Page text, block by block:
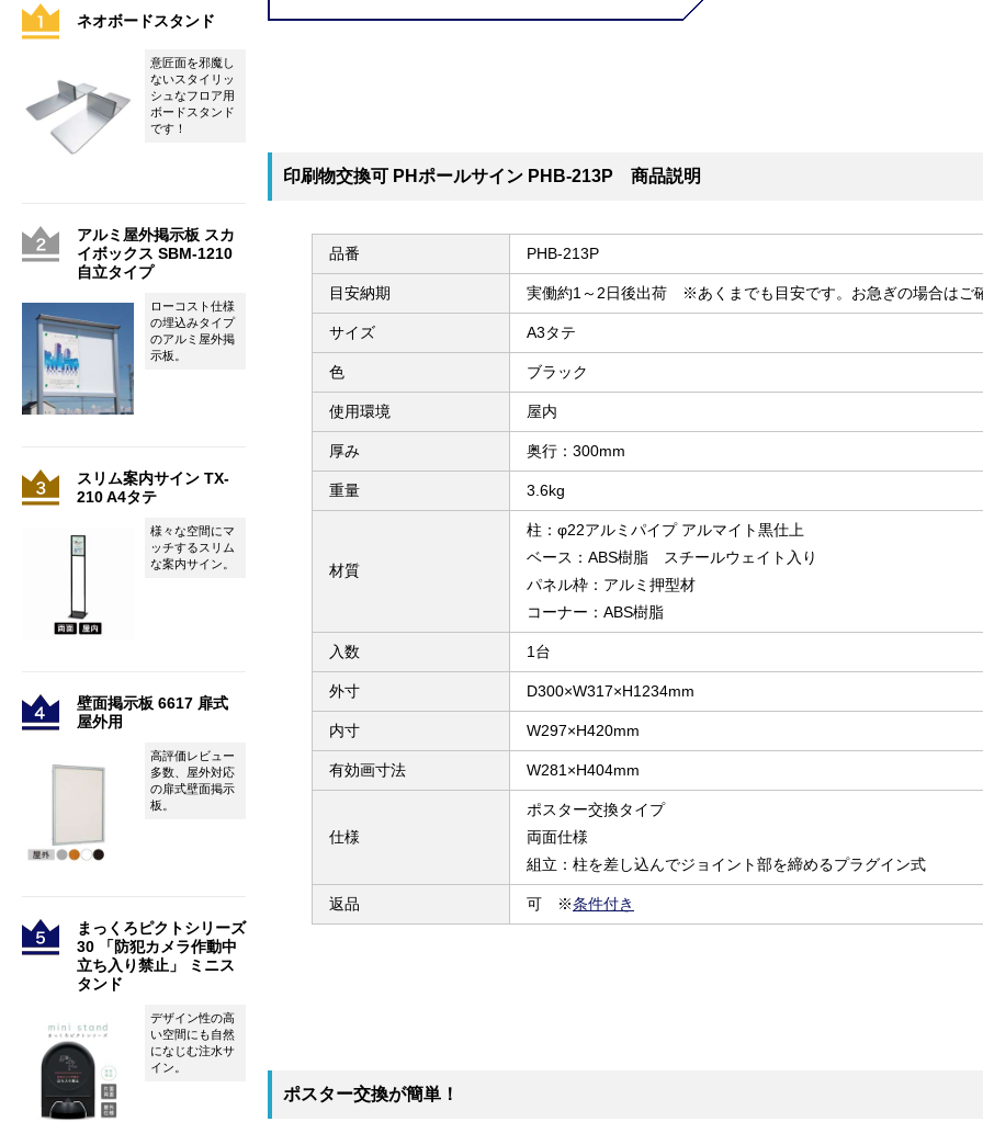
印刷物交換可 PHポールサイン PHB-213P 商品説明
品番 PHB-213P
目安納期 実働約1～2日後出荷 ※あくまでも目安です。お急ぎの場合はご
サイズ A3タテ
色 ブラック
使用環境 屋内
厚み 奥行：300mm
重量 3.6kg
材質
柱：φ22アルミパイプ アルマイト黒仕上
ベース：ABS樹脂 スチールウェイト入り
パネル枠：アルミ押型材
コーナー：ABS樹脂
入数 1台
外寸 D300×W317×H1234mm
内寸 W297×H420mm
有効画寸法 W281×H404mm
仕様
ポスター交換タイプ
両面仕様
組立：柱を差し込んでジョイント部を締めるプラグイン式
返品 可 ※条件付き
ポスター交換が簡単！
ネオボードスタンド
意匠面を邪魔し
ないスタイリッ
シュなフロア用
ボードスタンド
です！
アルミ屋外掲示板 スカ
イボックス SBM-1210
自立タイプ
ローコスト仕様
の埋込みタイプ
のアルミ屋外掲
示板。
スリム案内サイン TX-
210 A4タテ
様々な空間にマ
ッチするスリム
な案内サイン。
壁面掲示板 6617 扉式
屋外用
高評価レビュー
多数、屋外対応
の扉式壁面掲示
板。
まっくろピクトシリーズ
30 「防犯カメラ作動中
立ち入り禁止」 ミニス
タンド
デザイン性の高
い空間にも自然
になじむ注水サ
イン。